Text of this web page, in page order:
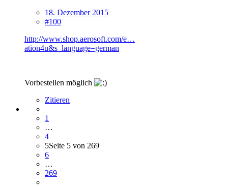
18. Dezember 2015
#100
http://www.shop.aerosoft.com/e…
ation4u&s_language=german
Vorbestellen möglich
Zitieren
1
…
4
5Seite 5 von 269
6
…
269